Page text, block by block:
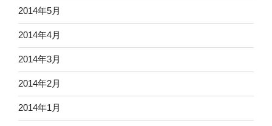
2014年5月
2014年4月
2014年3月
2014年2月
2014年1月